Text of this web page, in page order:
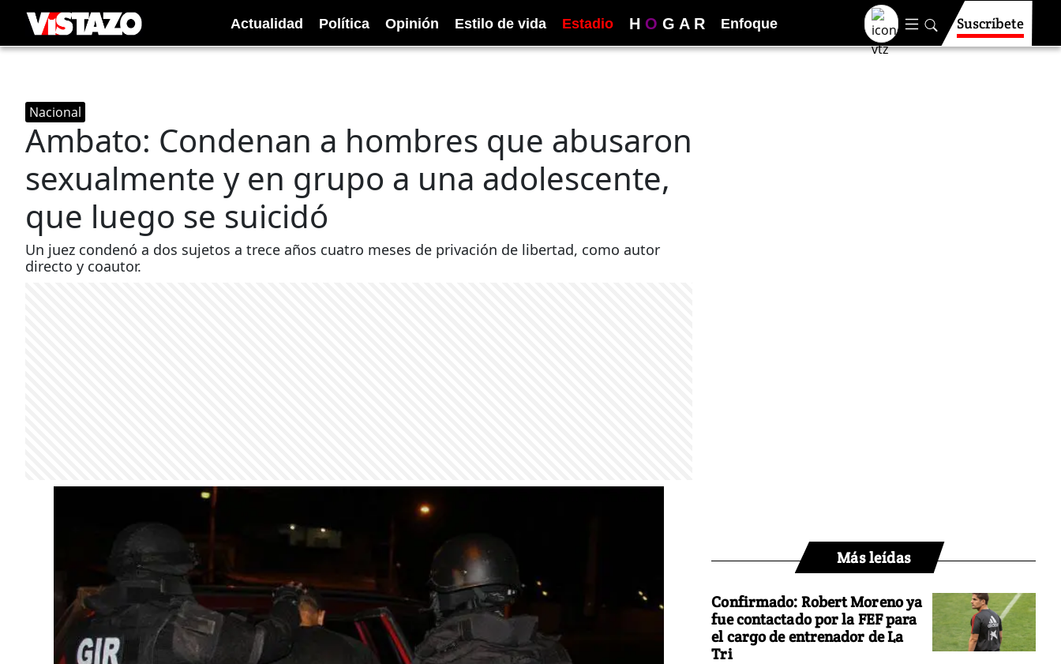
Actualidad Política Opinión Estilo de vida Estadio H O G A R Enfoque Suscríbete
Nacional
Ambato: Condenan a hombres que abusaron
sexualmente y en grupo a una adolescente,
que luego se suicidó
Un juez condenó a dos sujetos a trece años cuatro meses de privación de libertad, como autor
directo y coautor.
Más leídas
Confirmado: Robert Moreno ya
fue contactado por la FEF para
el cargo de entrenador de La
Tri